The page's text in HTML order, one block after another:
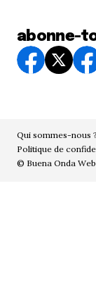
abonne-
Qui sommes-nous ?
Politique de
© Buena Onda